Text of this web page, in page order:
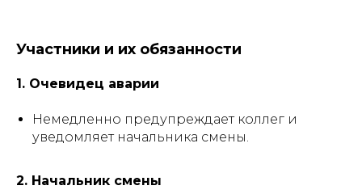
Участники и их обязанности
1. Очевидец аварии
Немедленно предупреждает коллег и
уведомляет начальника смены.
2. Начальник смены